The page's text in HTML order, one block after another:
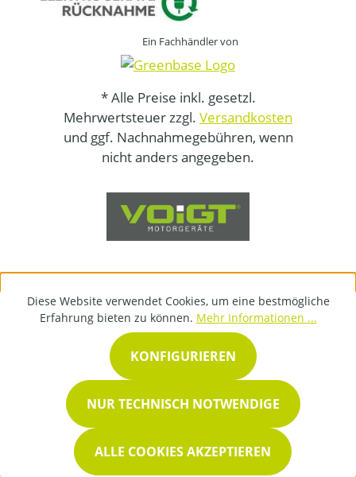
Ein Fachhändler von
* Alle Preise inkl. gesetzl.
Mehrwertsteuer zzgl. Versandkosten
und ggf. Nachnahmegebühren, wenn
nicht anders angegeben.
Diese Website verwendet Cookies, um eine bestmögliche
Erfahrung bieten zu können. Mehr Informationen ...
NUR TECHNISCH NOTWENDIGE
KONFIGURIEREN
ALLE COOKIES AKZEPTIEREN